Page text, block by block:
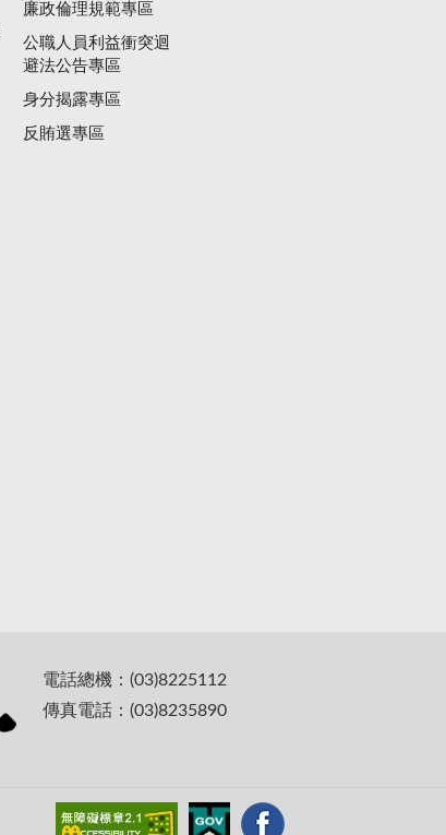
廉政倫理規範專區
公職人員利益衝突迴
避法公告專區
身分揭露專區
反賄選專區
電話總機：(03)8225112
傳真電話：(03)8235890